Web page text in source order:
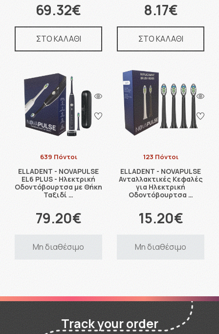
69.32€
ΣΤΟ ΚΑΛΑΘΙ
8.17€
ΣΤΟ ΚΑΛΑΘΙ
639 Πόντοι
ELLADENT - NOVAPULSE
EL6 PLUS - Ηλεκτρική
Οδοντόβουρτσα με Θήκη
Ταξιδί …
79.20€
Μη διαθέσιμο
123 Πόντοι
ELLADENT - NOVAPULSE
Ανταλλακτικές Κεφαλές
για Ηλεκτρική
Οδοντόβουρτσα …
15.20€
Μη διαθέσιμο
Track your order